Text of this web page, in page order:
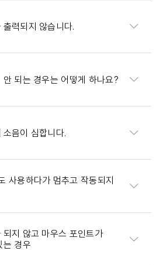
력되지 않습니다.
안 되는 경우는 어떻게 하나요?
음이 심합니다.
사용하다가 멈추고 작동되지
되지 않고 마우스 포인트가
는 경우